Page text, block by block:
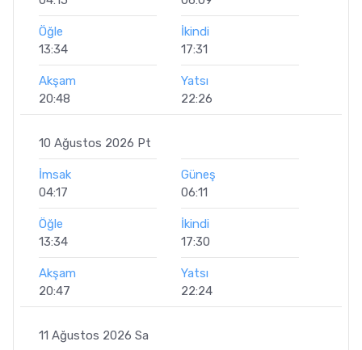
Öğle
13:34
İkindi
17:31
Akşam
20:48
Yatsı
22:26
10 Ağustos 2026 Pt
İmsak
04:17
Güneş
06:11
Öğle
13:34
İkindi
17:30
Akşam
20:47
Yatsı
22:24
11 Ağustos 2026 Sa